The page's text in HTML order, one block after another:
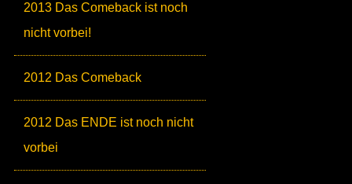
2013 Das Comeback ist noch
nicht vorbei!
2012 Das Comeback
2012 Das ENDE ist noch nicht
vorbei